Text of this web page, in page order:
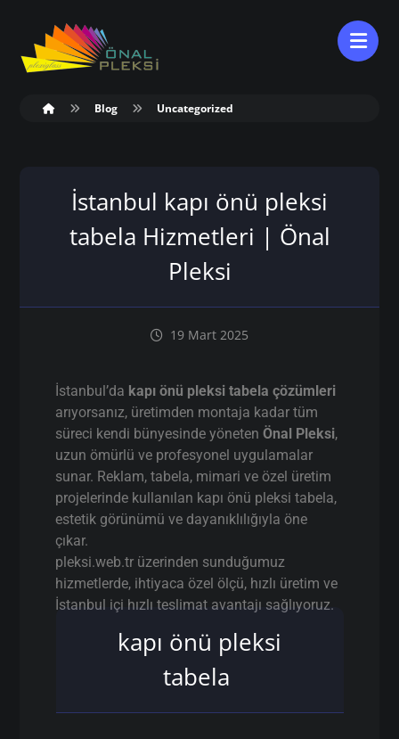
Blog Uncategorized
İstanbul kapı önü pleksi
tabela Hizmetleri | Önal
Pleksi
19 Mart 2025
İstanbul’da kapı önü pleksi tabela çözümleri
arıyorsanız, üretimden montaja kadar tüm
süreci kendi bünyesinde yönetenÖnal Pleksi,
uzun ömürlü ve profesyonel uygulamalar
sunar. Reklam, tabela, mimari ve özel üretim
projelerinde kullanılan kapı önü pleksi tabela,
estetik görünümü ve dayanıklılığıyla öne
çıkar.
pleksi.web.tr üzerinden sunduğumuz
hizmetlerde, ihtiyaca özel ölçü, hızlı üretim ve
İstanbul içi hızlı teslimat avantajı sağlıyoruz.
kapı önü pleksi
tabela